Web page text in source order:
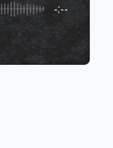
-:--